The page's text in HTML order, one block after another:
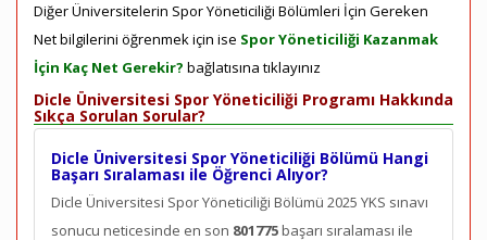
Diğer Üniversitelerin Spor Yöneticiliği Bölümleri İçin Gereken
Net bilgilerini öğrenmek için ise Spor Yöneticiliği Kazanmak
İçin Kaç Net Gerekir? bağlatısına tıklayınız
Dicle Üniversitesi Spor Yöneticiliği Programı Hakkında
Sıkça Sorulan Sorular?
Dicle Üniversitesi Spor Yöneticiliği Bölümü Hangi
Başarı Sıralaması ile Öğrenci Alıyor?
Dicle Üniversitesi Spor Yöneticiliği Bölümü 2025 YKS sınavı
sonucu neticesinde en son 801775başarı sıralaması ile